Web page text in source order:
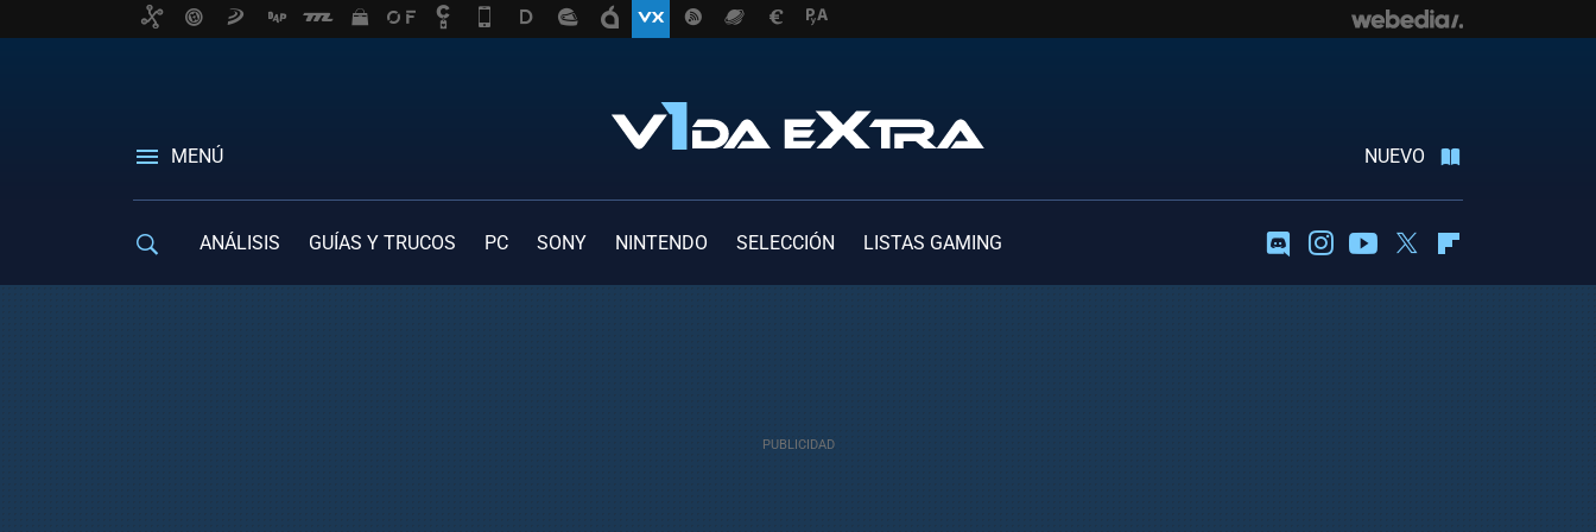
MENÚ NUEVO
ANÁLISIS GUÍAS Y TRUCOS PC SONY NINTENDO SELECCIÓN LISTAS GAMING DiscordInstagramYoutubeTwitter